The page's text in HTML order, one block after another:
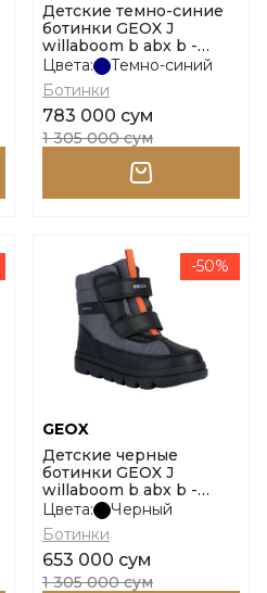
Детские темно-синие
ботинки GEOX J
willaboom b abx b -
nylon+ge размер 31
Цвета:
Темно-синий
Ботинки
783 000 сум
1 305 000 сум
-50%
GEOX
Детские черные
ботинки GEOX J
willaboom b abx b -
nylon+ge размер 31
Цвета:
Черный
Ботинки
653 000 сум
1 305 000 сум